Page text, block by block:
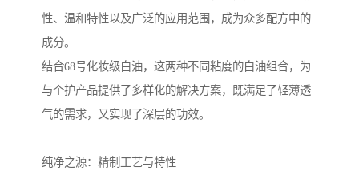
性、温和特性以及广泛的应用范围，成为众多配方中的
成分。
结合68号化妆级白油，这两种不同粘度的白油组合，为
与个护产品提供了多样化的解决方案，既满足了轻薄透
气的需求，又实现了深层的功效。
纯净之源：精制工艺与特性